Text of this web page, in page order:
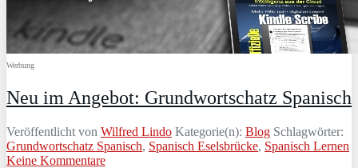
Werbung
Neu im Angebot: Grundwortschatz Spanisch
Veröffentlicht von Wilfred Lindo Kategorie(n): Blog Schlagwörter:
Grundwortschatz Spanisch, Spanisch Eselsbrücke, Spanisch Lernen
Keine Kommentare